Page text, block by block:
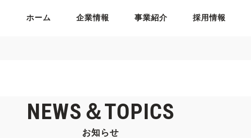
ホーム 企業情報 事業紹介 採用情報
NEWS＆TOPICS
お知らせ